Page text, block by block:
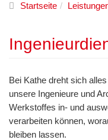
Startseite
Bei Kathe dreht sich
unsere Ingenieure und
Werkstoffes in- und
verarbeiten können,
bleiben lassen.